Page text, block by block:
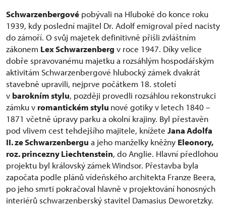
Schwarzenbergové pobývali na Hluboké do konce roku
1939, kdy poslední majitel Dr. Adolf emigroval před nacisty
do zámoří. O svůj majetek definitivně přišli zvláštním
zákonem Lex Schwarzenberg v roce 1947. Díky velice
dobře spravovanému majetku a rozsáhlým hospodářským
aktivitám Schwarzenbergové hlubocký zámek dvakrát
stavebně upravili, nejprve počátkem 18. století
v barokním stylu, později provedli rozsáhlou rekonstrukci
zámku v romantickém stylu nové gotiky v letech 1840 –
1871 včetně úpravy parku a okolní krajiny. Byl přestavěn
pod vlivem cest tehdejšího majitele, knížete Jana Adolfa
II. ze Schwarzenbergu a jeho manželky kněžny Eleonory,
roz. princezny Liechtenstein, do Anglie. Hlavní předlohou
projektu byl královský zámek Windsor. Přestavba byla
započata podle plánů vídeňského architekta Franze Beera,
po jeho smrti pokračoval hlavně v projektování honosných
interiérů schwarzenberský stavitel Damasius Deworetzky.